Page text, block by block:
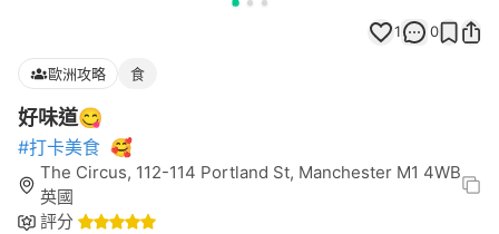
1 0
歐洲攻略 食
好味道😋
#打卡美食 🥰
The Circus, 112-114 Portland St, Manchester M1 4WB
英國
評分